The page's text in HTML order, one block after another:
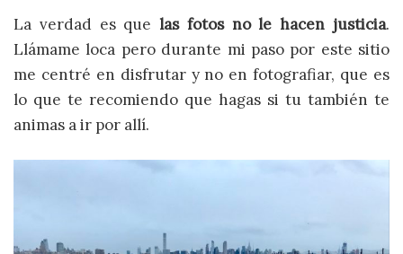
La verdad es que las fotos no le hacen justicia.
Llámame loca pero durante mi paso por este sitio
me centré en disfrutar y no en fotografiar, que es
lo que te recomiendo que hagas si tu también te
animas a ir por allí.